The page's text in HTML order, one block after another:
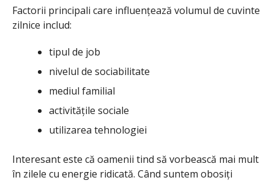
Factorii principali care influențează volumul de cuvinte
zilnice includ:
tipul de job
nivelul de sociabilitate
mediul familial
activitățile sociale
utilizarea tehnologiei
Interesant este că oamenii tind să vorbească mai mult
în zilele cu energie ridicată. Când suntem obosiți